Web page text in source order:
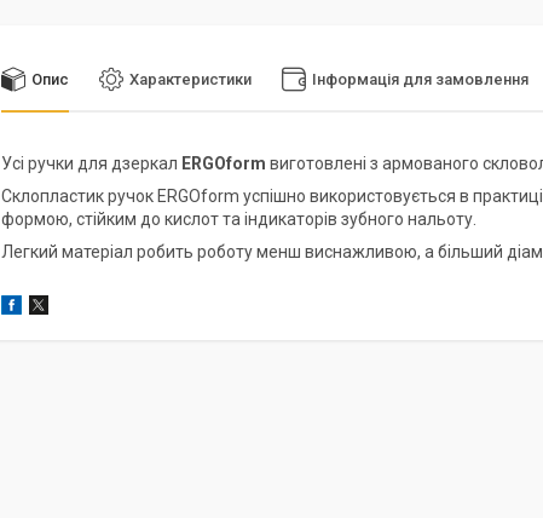
Опис Характеристики Інформація для замовлення
Усі ручки для дзеркал ERGOform виготовлені з армованого
Склопластик ручок ERGOform успішно використовується в
формою, стійким до кислот та індикаторів зубного нальоту.
Легкий матеріал робить роботу менш виснажливою, а більший